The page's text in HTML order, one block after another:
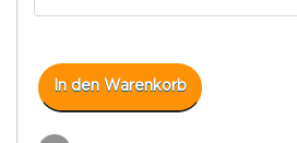
In den Warenkorb